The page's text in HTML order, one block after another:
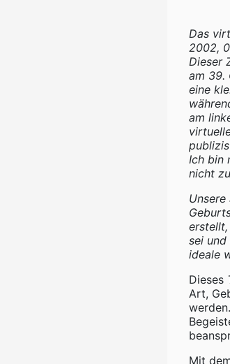
Das
2002,
Dieser
am 39.
eine
am
Ich bin
nicht
erstellt,
sei
ideale
Dieses
Art,
Mit